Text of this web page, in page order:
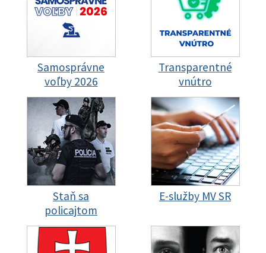
Samosprávne
voľby 2026
Transparentné
vnútro
Staň sa
policajtom
E-služby MV SR